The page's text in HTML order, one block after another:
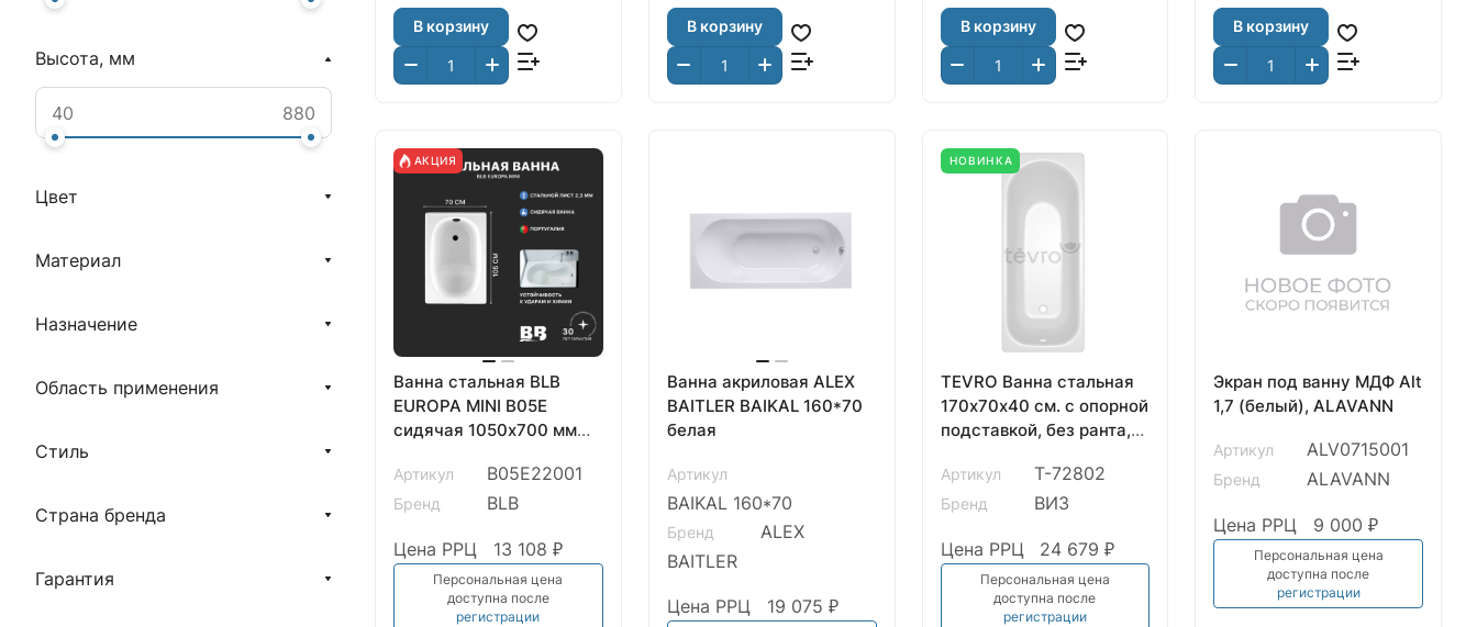
В корзину В корзину В корзину В корзину
АКЦИЯ
Ванна стальная BLB
EUROPA MINI B05E
сидячая 1050х700 мм
Артикул B05E22001
Бренд BLB
Цена РРЦ 13 108 ₽
Персональная цена
доступна после
регистрации
Ванна акриловая ALEX
BAITLER BAIKAL 160*70
белая
Артикул
BAIKAL 160*70
Бренд
ALEX
BAITLER
Цена РРЦ 19 075 ₽
НОВИНКА
TEVRO Ванна стальная
170х70х40 см. с опорной
подставкой, без ранта,
Аула, ВИЗ
Артикул Т-72802
Бренд ВИЗ
Цена РРЦ 24 679 ₽
Персональная цена
доступна после
регистрации
Экран под ванну МДФ Alt
1,7 (белый), ALAVANN
Артикул ALV0715001
Бренд ALAVANN
Цена РРЦ 9 000 ₽
Персональная цена
доступна после
регистрации
Высота, мм
Цвет
Материал
Назначение
Область применения
Стиль
Страна бренда
Гарантия